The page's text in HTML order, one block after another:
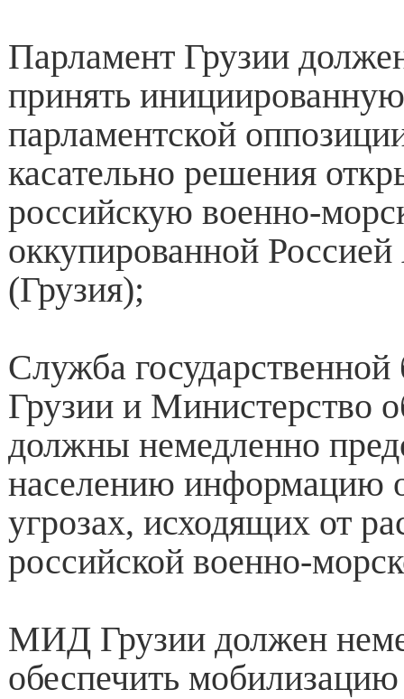
Парламент Грузии
принять
парламентской
касательно решения
российскую военно-
оккупированной
(Грузия);
Служба государственной
Грузии и Министерство
должны немедленно
населению информацию
угрозах, исходящих от
российской военно-
МИД Грузии должен
обеспечить